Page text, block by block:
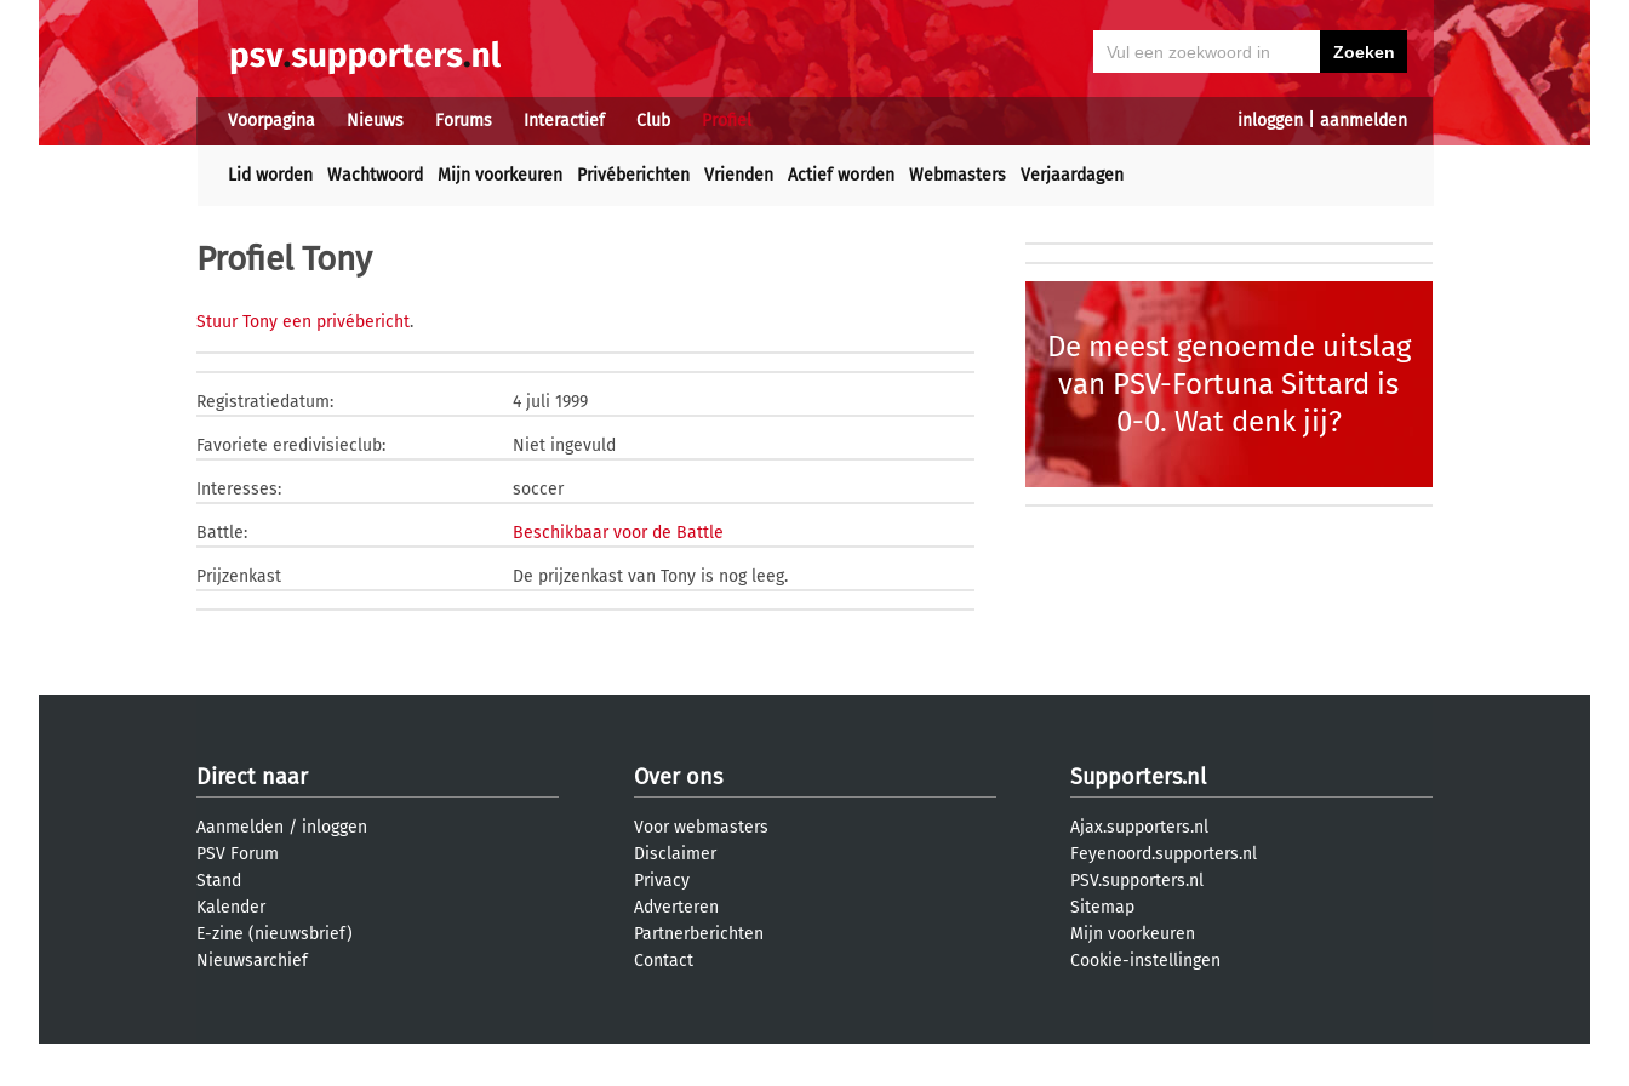
inloggen| aanmelden
Voorpagina Nieuws Forums Interactief Club Profiel
Lid worden Wachtwoord Mijn voorkeuren Privéberichten Vrienden Actief worden Webmasters Verjaardagen
Profiel Tony
Stuur Tony een privébericht.
Registratiedatum: 4 juli 1999
Favoriete eredivisieclub: Niet ingevuld
Interesses: soccer
Battle: Beschikbaar voor de Battle
Prijzenkast De prijzenkast van Tony is nog leeg.
De meest genoemde uitslag
van PSV-Fortuna Sittard is
0-0. Wat denk jij?
Direct naar
Aanmelden / inloggen
PSV Forum
Stand
Kalender
E-zine (nieuwsbrief)
Nieuwsarchief
Over ons
Voor webmasters
Disclaimer
Privacy
Adverteren
Partnerberichten
Contact
Supporters.nl
Ajax.supporters.nl
Feyenoord.supporters.nl
PSV.supporters.nl
Sitemap
Mijn voorkeuren
Cookie-instellingen